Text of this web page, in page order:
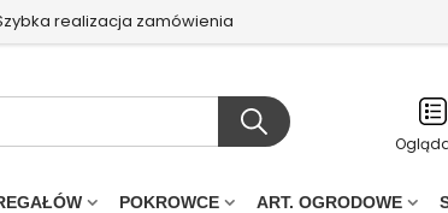
realizacja zamówienia
POKROWCE ART. OGRODOWE